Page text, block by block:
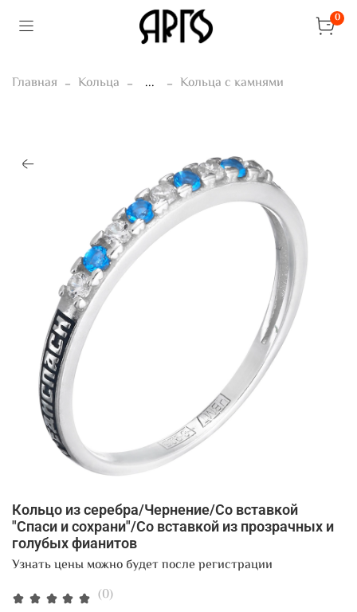
0
Главная Кольца ... Кольца с камнями
(0)
Кольцо из серебра/Чернение/Со вставкой
"Спаси и сохрани"/Со вставкой из прозрачных и
голубых фианитов
Узнать цены можно будет после регистрации